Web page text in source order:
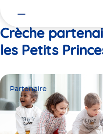
Crèche
les Petits
Partenaire